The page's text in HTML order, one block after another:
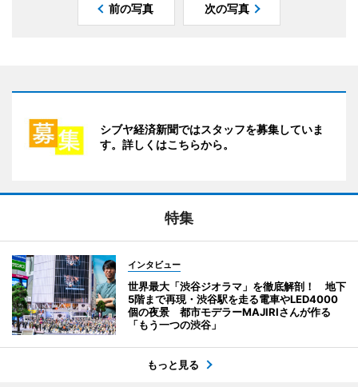
前の写真 次の写真
シブヤ経済新聞ではスタッフを募集していま
す。詳しくはこちらから。
特集
インタビュー
世界最大「渋谷ジオラマ」を徹底解剖！ 地下
5階まで再現・渋谷駅を走る電車やLED4000
個の夜景 都市モデラーMAJIRIさんが作る
「もう一つの渋谷」
もっと見る